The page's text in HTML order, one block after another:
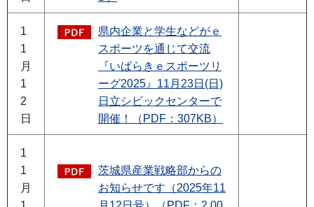
1
1
月
1
2
日
県内企業と学生などがｅ
スポーツを通じて交流
『いばらきｅスポーツリ
ーグ2025』11月23日(日)
日立シビックセンターで
開催！（PDF：307KB）
1
1
月
茨城県産業戦略部からの
お知らせです（2025年11